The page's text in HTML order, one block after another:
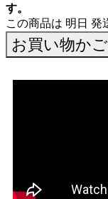
す。
この商品は 明日 発